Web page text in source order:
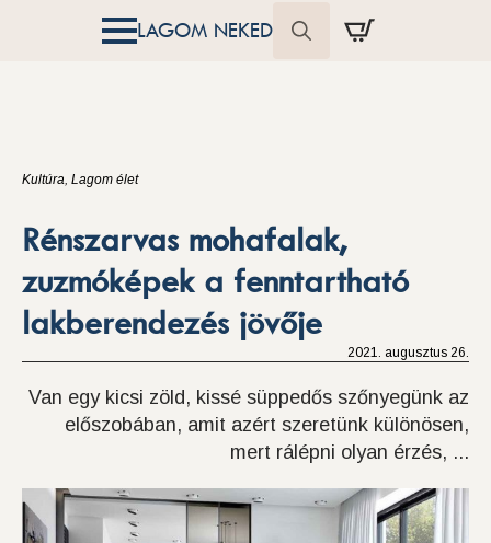
LAGOM NEKED
Kultúra Lagom élet
Rénszarvas mohafalak,
zuzmóképek a fenntartható
lakberendezés jövője
2021. augusztus 26.
Van egy kicsi zöld, kissé süppedős szőnyegünk az
előszobában, amit azért szeretünk különösen,
mert rálépni olyan érzés, ...